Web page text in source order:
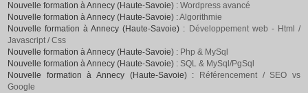
Nouvelle formation à Annecy (Haute-Savoie) :Wordpress avancé
Nouvelle formation à Annecy (Haute-Savoie) :Algorithmie
Nouvelle formation à Annecy (Haute-Savoie) : Développement web - Html /
Javascript / Css
Nouvelle formation à Annecy (Haute-Savoie) : Php & MySql
Nouvelle formation à Annecy (Haute-Savoie) : SQL & MySql/PgSql
Nouvelle formation à Annecy (Haute-Savoie) :
Référencement / SEO vs
Google